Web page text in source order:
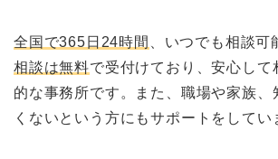
全国で365日24時間
、いつでも相談可
相談は無料で受付けており、安心して
的な事務所です。また、職場や家族、
くないという方にもサポートをしてい